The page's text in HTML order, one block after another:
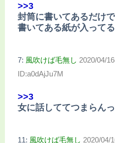
>>3
封筒に書いてあるだけ
書いてある紙が入って
7: 風吹けば毛無し 2020/04/
ID:a0dAjJu7M
>>3
女に話しててつまらん
11: 風吹けば毛無し 2020/04/